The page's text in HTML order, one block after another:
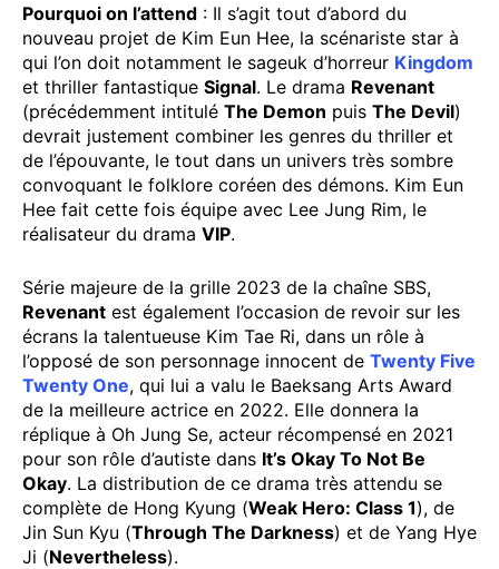
Pourquoi on l’attend : Il s’agit tout d’abord du
nouveau projet de Kim Eun Hee, la scénariste star à
qui l’on doit notamment le sageuk d’horreur Kingdom
et thriller fantastique Signal. Le drama Revenant
(précédemment intitulé The Demon puis The Devil)
devrait justement combiner les genres du thriller et
de l’épouvante, le tout dans un univers très sombre
convoquant le folklore coréen des démons. Kim Eun
Hee fait cette fois équipe avec Lee Jung Rim, le
réalisateur du drama VIP.
Série majeure de la grille 2023 de la chaîne SBS,
Revenant est également l’occasion de revoir sur les
écrans la talentueuse Kim Tae Ri, dans un rôle à
l’opposé de son personnage innocent de Twenty Five
Twenty One, qui lui a valu le Baeksang Arts Award
de la meilleure actrice en 2022. Elle donnera la
réplique à Oh Jung Se, acteur récompensé en 2021
pour son rôle d’autiste dans It’s Okay To Not Be
Okay. La distribution de ce drama très attendu se
complète de Hong Kyung (Weak Hero: Class 1), de
Jin Sun Kyu (Through The Darkness) et de Yang Hye
Ji (Nevertheless).